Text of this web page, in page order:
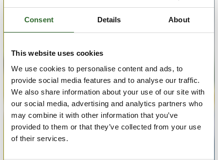
Consent Details About
This website uses cookies
We use cookies to personalise content and ads, to
provide social media features and to analyse our traffic.
We also share information about your use of our site with
our social media, advertising and analytics partners who
may combine it with other information that you’ve
provided to them or that they’ve collected from your use
of their services.